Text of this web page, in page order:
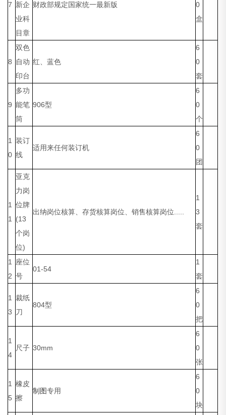
7 新企
业科
目章
财政部规定国家统一最新版
0
盒
8
双色
自动
印台
红、蓝色
6
0
套
9
多功
能笔
筒
906型
6
0
个
1
0
装订
线
适用来任何装订机
6
0
团
1
1
亚克
力岗
位牌
(13
个岗
位)
出纳岗位核算、存货核算岗位、销售核算岗位.....
1
3
套
1
2
座位
号
01-54
1
套
1
3
裁纸
刀
804型
6
0
把
1
4
尺子 30mm
6
0
张
1
5
橡皮
擦
制图专用
6
0
块